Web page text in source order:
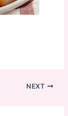
NEXT